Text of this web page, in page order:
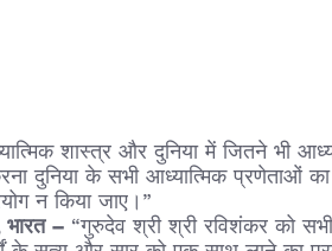
शास्त्र और दुनिया में जितने भी
दुनिया के सभी आध्यात्मिक प्रणेताओं
न किया जाए।”
भारत – “गुरुदेव श्री श्री रविशंकर को